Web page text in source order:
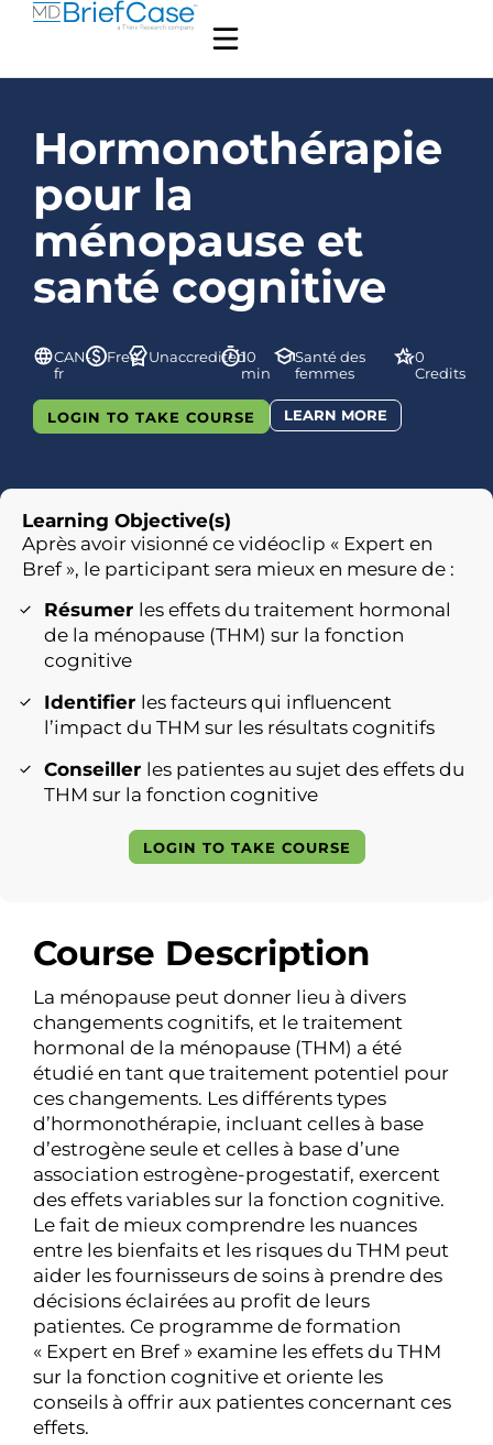
Hormonothérapie
pour la
ménopause et
santé cognitive
CAN-
fr
Free Unaccredited10
min
Santé des
femmes
0
Credits
LOGIN TO TAKE COURSE LEARN MORE
Course Description
La ménopause peut donner lieu à divers
changements cognitifs, et le traitement
hormonal de la ménopause (THM) a été
étudié en tant que traitement potentiel pour
ces changements. Les différents types
d’hormonothérapie, incluant celles à base
d’estrogène seule et celles à base d’une
association estrogène-progestatif, exercent
des effets variables sur la fonction cognitive.
Le fait de mieux comprendre les nuances
entre les bienfaits et les risques du THM peut
aider les fournisseurs de soins à prendre des
décisions éclairées au profit de leurs
patientes. Ce programme de formation
« Expert en Bref » examine les effets du THM
sur la fonction cognitive et oriente les
conseils à offrir aux patientes concernant ces
effets.
Learning Objective(s)
Après avoir visionné ce vidéoclip « Expert en
Bref », le participant sera mieux en mesure de :
Résumer les effets du traitement hormonal
de la ménopause (THM) sur la fonction
cognitive
Identifier les facteurs qui influencent
l’impact du THM sur les résultats cognitifs
Conseiller les patientes au sujet des effets du
THM sur la fonction cognitive
LOGIN TO TAKE COURSE